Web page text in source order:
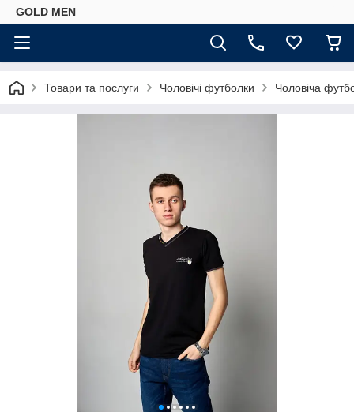
GOLD MEN
Товари та послуги Чоловічі футболки Чоловіча